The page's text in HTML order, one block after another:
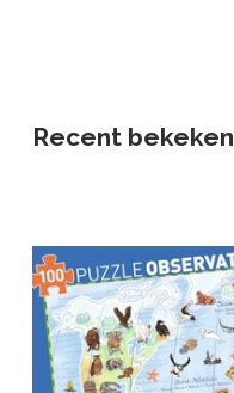
Recent bekeken